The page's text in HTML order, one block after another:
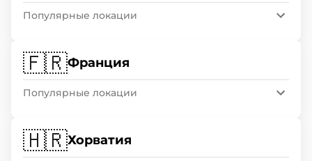
Популярные локации
🇫🇷Франция
Популярные локации
🇭🇷Хорватия